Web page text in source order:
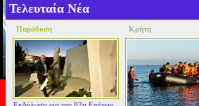
Τελευταία Νέα
Παράδοση Κρήτη